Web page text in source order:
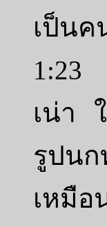
เป็นค
1:23
เน่า
รูปน
เหมือ